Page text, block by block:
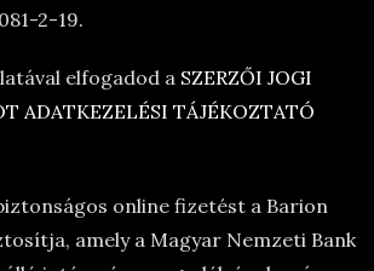
2-19.
elfogadod a SZERZŐI JOGI
ADATKEZELÉSI TÁJÉKOZTATÓ
online fizetést a Barion
amely a Magyar Nemzeti Bank